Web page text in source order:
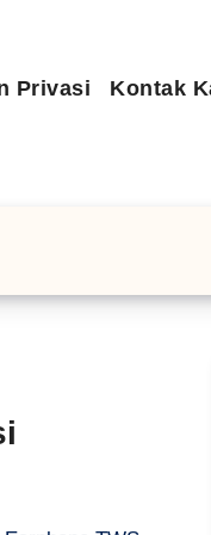
Privasi Kontak